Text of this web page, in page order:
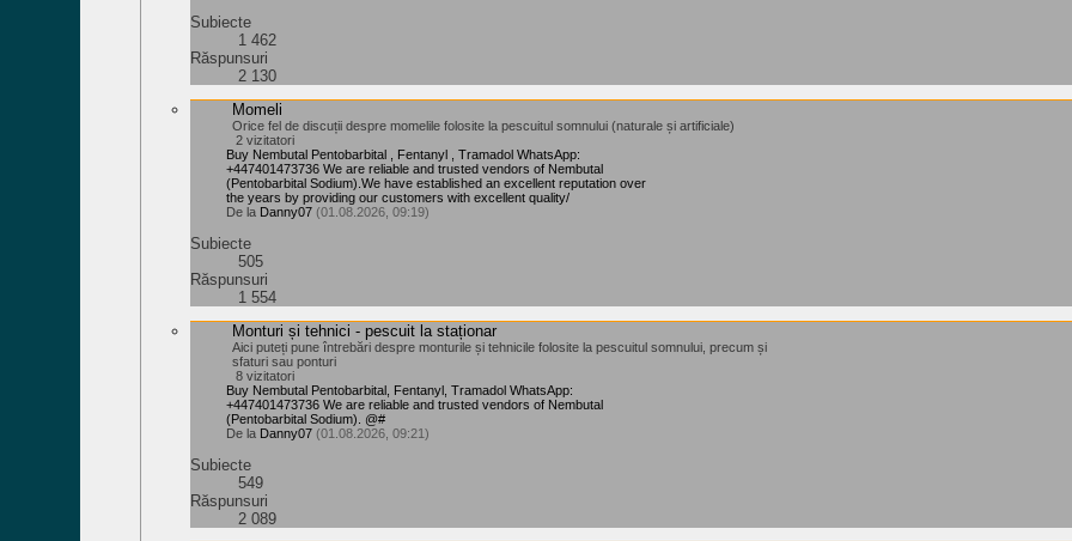
Subiecte
1 462
Răspunsuri
2 130
Momeli
Orice fel de discuții despre momelile folosite la pescuitul somnului (naturale și artificiale)
2 vizitatori
Buy Nembutal Pentobarbital , Fentanyl , Tramadol WhatsApp:
+447401473736 We are reliable and trusted vendors of Nembutal
(Pentobarbital Sodium).We have established an excellent reputation over
the years by providing our customers with excellent quality/
De la Danny07 (01.08.2026, 09:19)
Subiecte
505
Răspunsuri
1 554
Monturi și tehnici - pescuit la staționar
Aici puteți pune întrebări despre monturile și tehnicile folosite la pescuitul somnului, precum și
sfaturi sau ponturi
8 vizitatori
Buy Nembutal Pentobarbital, Fentanyl, Tramadol WhatsApp:
+447401473736 We are reliable and trusted vendors of Nembutal
(Pentobarbital Sodium). @#
De la Danny07 (01.08.2026, 09:21)
Subiecte
549
Răspunsuri
2 089